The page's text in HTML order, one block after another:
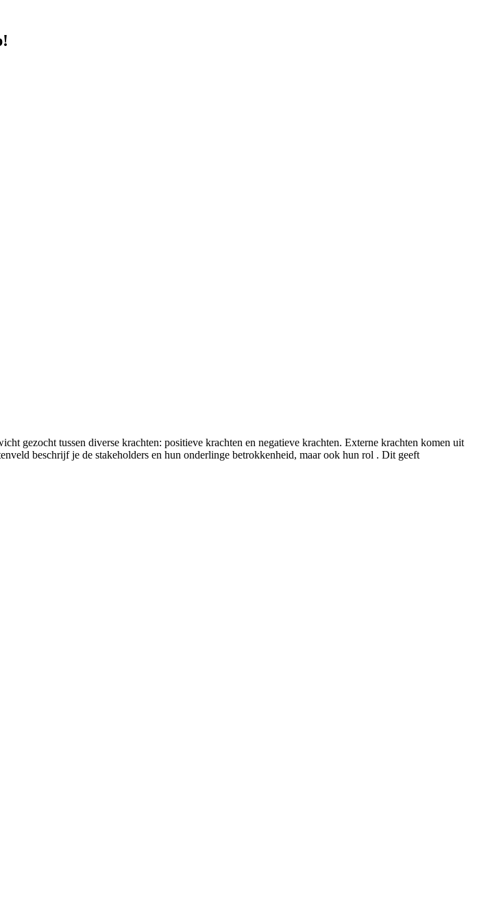
gezocht tussen diverse krachten: positieve krachten en negatieve krachten. Externe krachten komen uit
beschrijf je de stakeholders en hun onderlinge betrokkenheid, maar ook hun rol . Dit geeft